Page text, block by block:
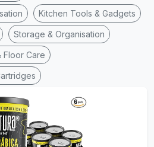
Kitchen Tools & Gadgets
Storage & Organisation
Floor Care